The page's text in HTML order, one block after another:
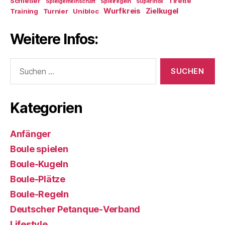
Training
Turnier Unibloc Wurfkreis Zielkugel
Weitere Infos:
nach:
Kategorien
Anfänger
Boule spielen
Boule-Kugeln
Boule-Plätze
Boule-Regeln
Deutscher Petanque-Verband